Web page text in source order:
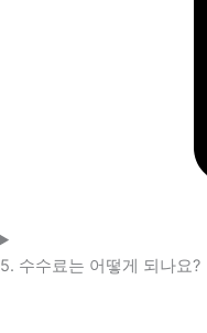
5. 수수료는 어떻게 되나요?